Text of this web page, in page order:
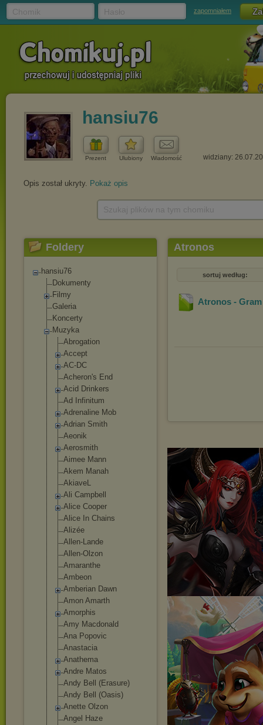
zapomniałem
hansiu76
Prezent Ulubiony Wiadomość widziany:
Opis został ukryty. Pokaż opis
Foldery
hansiu76
Dokumenty
Filmy
Galeria
Koncerty
Muzyka
Abrogation
Accept
AC-DC
Acheron's End
Acid Drinkers
Ad Infinitum
Adrenaline Mob
Adrian Smith
Aeonik
Aerosmith
Aimee Mann
Akem Manah
AkiaveL
Ali Campbell
Alice Cooper
Alice In Chains
Alizée
Allen-Lande
Allen-Olzon
Amaranthe
Ambeon
Amberian Dawn
Amon Amarth
Amorphis
Amy Macdonald
Ana Popovic
Anastacia
Anathema
Andre Matos
Andy Bell (Erasure)
Andy Bell (Oasis)
Anette Olzon
Angel Haze
Atronos
sortuj według:
Atronos - Gram